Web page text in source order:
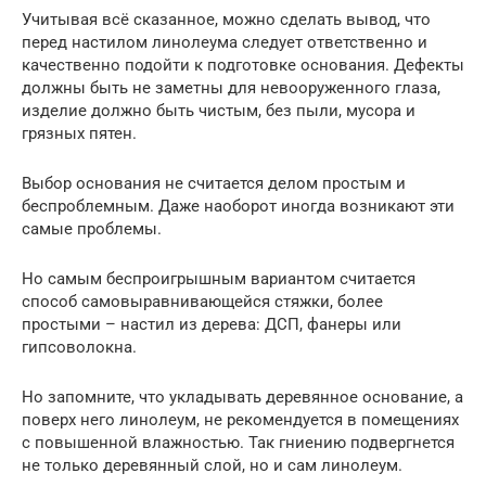
Учитывая всё сказанное, можно сделать вывод, что
перед настилом линолеума следует ответственно и
качественно подойти к подготовке основания. Дефекты
должны быть не заметны для невооруженного глаза,
изделие должно быть чистым, без пыли, мусора и
грязных пятен.
Выбор основания не считается делом простым и
беспроблемным. Даже наоборот иногда возникают эти
самые проблемы.
Но самым беспроигрышным вариантом считается
способ самовыравнивающейся стяжки, более
простыми – настил из дерева: ДСП, фанеры или
гипсоволокна.
Но запомните, что укладывать деревянное основание, а
поверх него линолеум, не рекомендуется в помещениях
с повышенной влажностью. Так гниению подвергнется
не только деревянный слой, но и сам линолеум.